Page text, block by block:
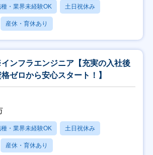
・業界未経験OK 土日祝休み
産休・育休あり
ンフラエンジニア【充実の入社後
ゼロから安心スタート！】
・業界未経験OK 土日祝休み
産休・育休あり